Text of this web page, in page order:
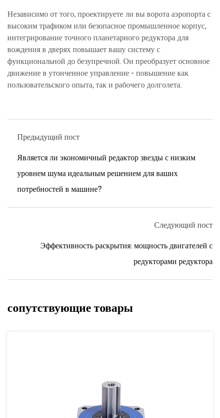
Независимо от того, проектируете ли вы ворота аэропорта с
высоким трафиком или безопасное промышленное корпус,
интегрирование точного планетарного редуктора для
вождения в дверях повышает вашу систему с
функциональной до безупречной. Он преобразует основное
движение в утонченное управление - повышение как
пользовательского опыта, так и рабочего долголета.
Предыдущий пост
Является ли экономичный редактор звезды с низким
уровнем шума идеальным решением для ваших
потребностей в машине?
Следующий пост
Эффективность раскрытия: мощность двигателей с
редукторами редуктора
сопутствующие товары